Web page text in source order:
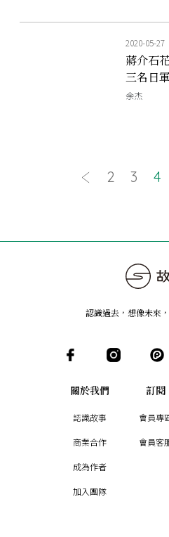
2020-05-27
蔣介石
三名日
陪葬
余杰
2 3 4
認識過去，想像未來 ，
關於我們
認識故事
商業合作
成為作者
加入團隊
訂閱
會員專
會員客